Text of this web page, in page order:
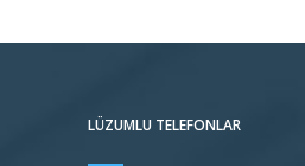
LÜZUMLU TELEFONLAR